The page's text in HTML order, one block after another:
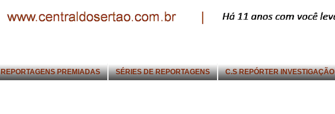
REPORTAGENS PREMIADAS SÉRIES DE REPORTAGENS C.S REPÓRTER INVESTIGAÇÃO